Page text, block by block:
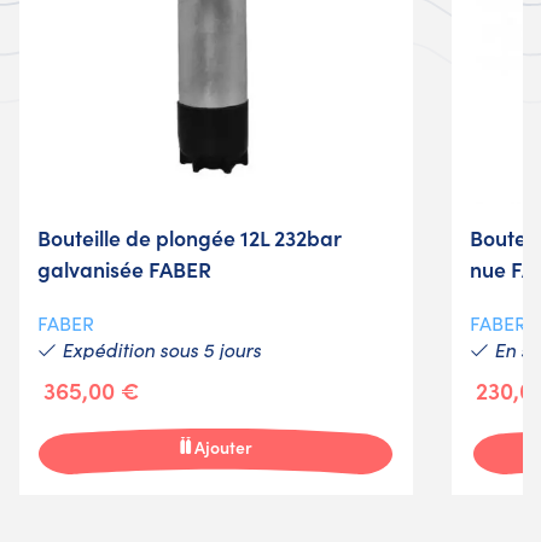
Bouteille de plongée 12L 232bar
galvanisée FABER
FABER
Expédition sous 5 jours
365,00 €
Ajouter
nue
FABER
En